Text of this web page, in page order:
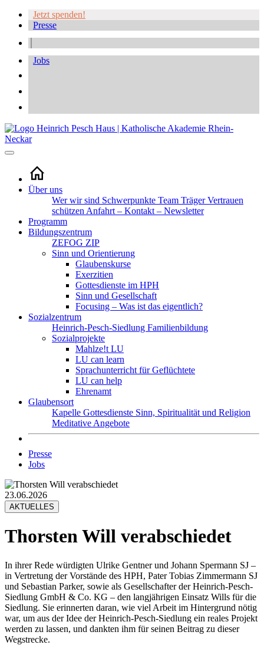
Jetzt spenden!
Presse
Jobs
Über uns
Wer wir sind Schwerpunkte Team TrägerVertrauen
schützen Anfahrt – Kontakt – Newsletter
Programm
Bildungszentrum
ZEFOG ZIP
Sinn und Orientierung
Glaubenskurse
Exerzitien
Gottesdienste im HPH
Sinn und Gesellschaft
Focusing – Was ist das eigentlich?
Sozialzentrum
Heinrich-Pesch-Siedlung Familienbildung
Sozialprojekte
Mahlze!t LU
LU can learn
Sprachunterricht für Geflüchtete
LU can help
Ehrenamt
Glaubensort
Kapelle Gottesdienste Sinn, Spiritualität und Religion
Meditative Angebote
Presse
Jobs
23.06.2026
AKTUELLES
Thorsten Will verabschiedet
In ihrer Rede würdigten Ulrike Gentner und Johann Spermann SJ –
in Vertretung der Vorstände des HPH, Pater Tobias Zimmermann SJ
und Sebastian Parker, sowie als Gesellschafter der Heinrich-Pesch-
Siedlung GmbH & Co. KG – den langjährigen Einsatz Wills für die
Siedlung. Sie erinnerten daran, wie viel Arbeit im Hintergrund nötig
war, um aus der Idee der Heinrich-Pesch-Siedlung ein reales Projekt
werden zu lassen, und dankten ihm für seinen Beitrag zu dieser
Wegstrecke.